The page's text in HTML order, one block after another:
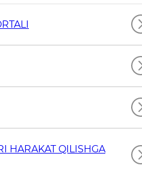
HARAKAT QILISHGA